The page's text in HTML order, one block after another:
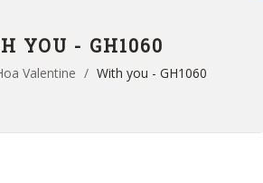
YOU - GH1060
Valentine / With you - GH1060